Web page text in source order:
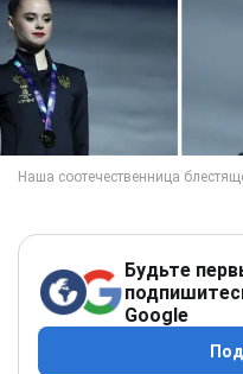
Будьте
Google